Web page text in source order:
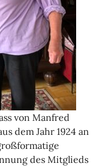
von Manfred
dem Jahr 1924 an
des Mitglieds